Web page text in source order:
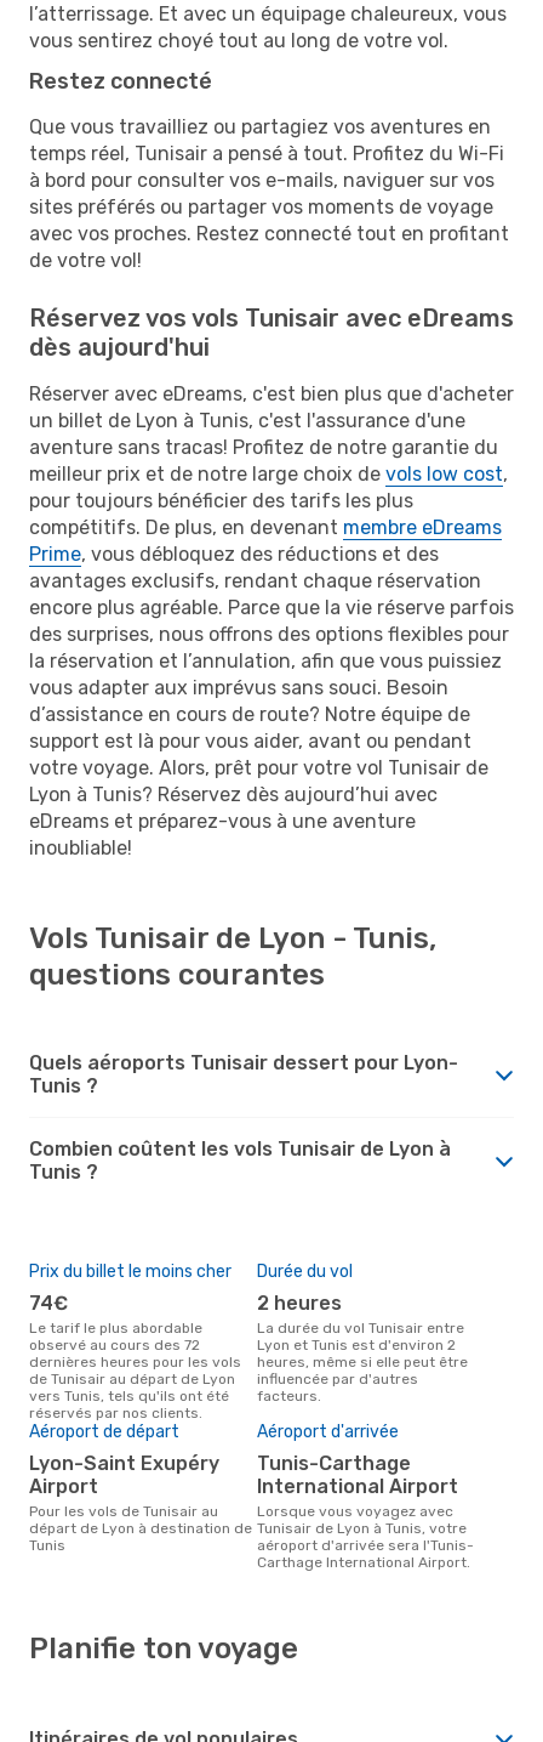
l’atterrissage. Et avec un équipage chaleureux, vous
vous sentirez choyé tout au long de votre vol.
Restez connecté
Que vous travailliez ou partagiez vos aventures en
temps réel, Tunisair a pensé à tout. Profitez du Wi-Fi
à bord pour consulter vos e-mails, naviguer sur vos
sites préférés ou partager vos moments de voyage
avec vos proches. Restez connecté tout en profitant
de votre vol!
Réservez vos vols Tunisair avec eDreams
dès aujourd'hui
Réserver avec eDreams, c'est bien plus que d'acheter
un billet de Lyon à Tunis, c'est l'assurance d'une
aventure sans tracas! Profitez de notre garantie du
meilleur prix et de notre large choix de vols low cost,
pour toujours bénéficier des tarifs les plus
compétitifs. De plus, en devenant membre eDreams
Prime, vous débloquez des réductions et des
avantages exclusifs, rendant chaque réservation
encore plus agréable. Parce que la vie réserve parfois
des surprises, nous offrons des options flexibles pour
la réservation et l’annulation, afin que vous puissiez
vous adapter aux imprévus sans souci. Besoin
d’assistance en cours de route? Notre équipe de
support est là pour vous aider, avant ou pendant
votre voyage. Alors, prêt pour votre vol Tunisair de
Lyon à Tunis? Réservez dès aujourd’hui avec
eDreams et préparez-vous à une aventure
inoubliable!
Vols Tunisair de Lyon - Tunis,
questions courantes
Quels aéroports Tunisair dessert pour Lyon-
Tunis ?
Combien coûtent les vols Tunisair de Lyon à
Tunis ?
Prix du billet le moins cher
74€
Le tarif le plus abordable
observé au cours des 72
dernières heures pour les vols
de Tunisair au départ de Lyon
vers Tunis, tels qu'ils ont été
réservés par nos clients.
Durée du vol
2 heures
La durée du vol Tunisair entre
Lyon et Tunis est d'environ 2
heures, même si elle peut être
influencée par d'autres
facteurs.
Aéroport de départ
Lyon-Saint Exupéry
Airport
Pour les vols de Tunisair au
départ de Lyon à destination de
Tunis
Aéroport d'arrivée
Tunis-Carthage
International Airport
Lorsque vous voyagez avec
Tunisair de Lyon à Tunis, votre
aéroport d'arrivée sera l'Tunis-
Carthage International Airport.
Planifie ton voyage